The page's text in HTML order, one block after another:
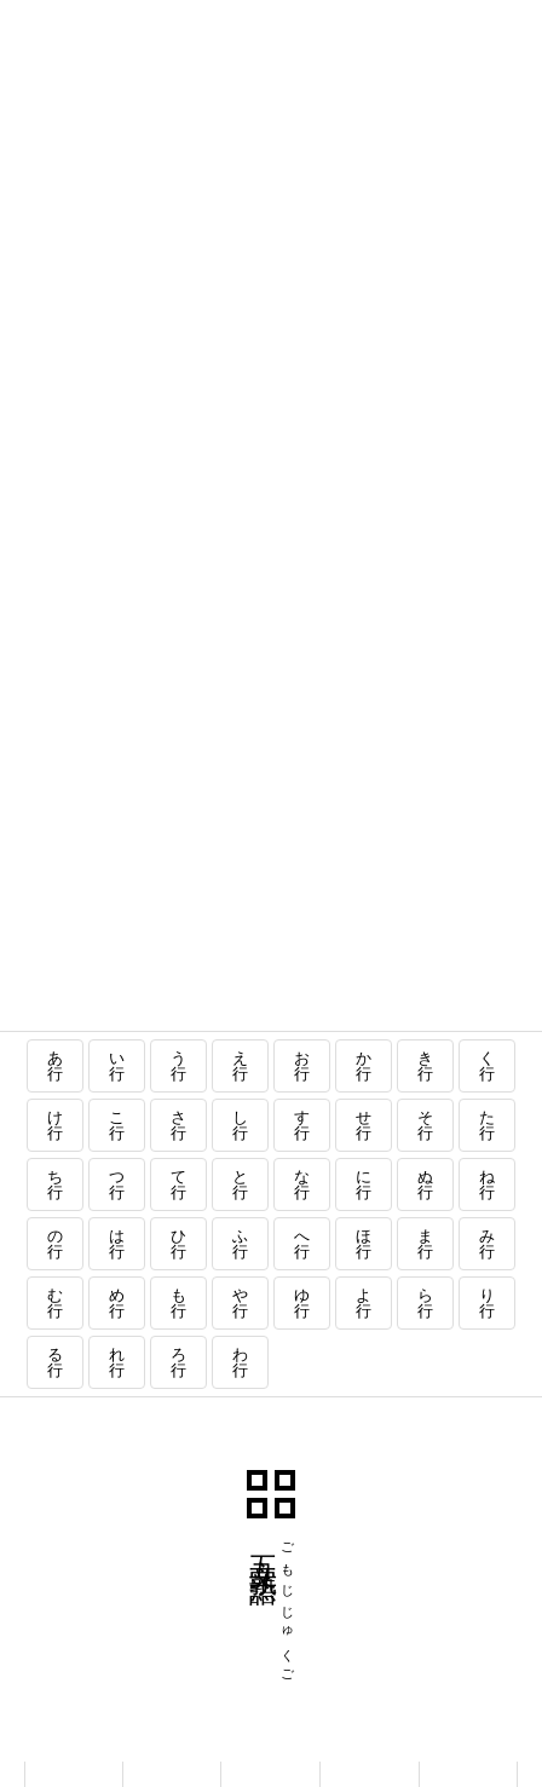
あ
行
い
行
う
行
え
行
お
行
か
行
き
行
く
行
け
行
こ
行
さ
行
し
行
す
行
せ
行
そ
行
た
行
ち
行
つ
行
て
行
と
行
な
行
に
行
ぬ
行
ね
行
の
行
は
行
ひ
行
ふ
行
へ
行
ほ
行
ま
行
み
行
む
行
め
行
も
行
や
行
ゆ
行
よ
行
ら
行
り
行
る
行
れ
行
ろ
行
わ
行
ごもじじゅくご